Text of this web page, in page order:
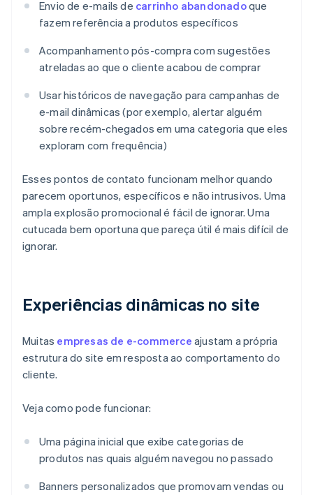
Envio de e-mails de carrinho abandonadoque
fazem referência a produtos específicos
Acompanhamento pós-compra com sugestões
atreladas ao que o cliente acabou de comprar
Usar históricos de navegação para campanhas de
e-mail dinâmicas (por exemplo, alertar alguém
sobre recém-chegados em uma categoria que eles
exploram com frequência)
Esses pontos de contato funcionam melhor quando
parecem oportunos, específicos e não intrusivos. Uma
ampla explosão promocional é fácil de ignorar. Uma
cutucada bem oportuna que pareça útil é mais difícil de
ignorar.
Experiências dinâmicas no site
Muitas empresas de e-commerce ajustam a própria
estrutura do site em resposta ao comportamento do
cliente.
Veja como pode funcionar:
Uma página inicial que exibe categorias de
produtos nas quais alguém navegou no passado
Banners personalizados que promovam vendas ou